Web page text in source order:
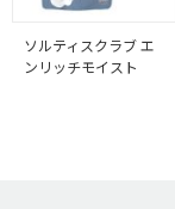
ソルティスクラブ エ
ンリッチモイスト